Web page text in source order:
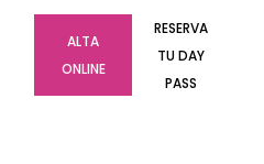
ALTA
ONLINE
RESERVA
TU DAY
PASS